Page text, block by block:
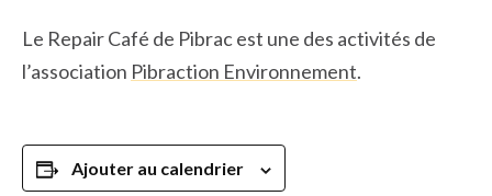
Le Repair Café de Pibrac est une des activités de
l’association Pibraction Environnement.
Ajouter au calendrier